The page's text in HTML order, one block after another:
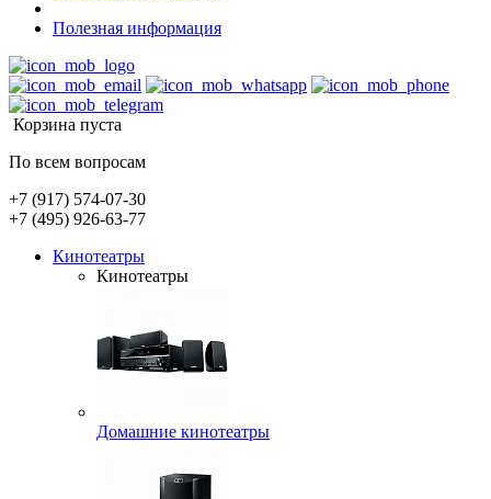
Полезная информация
Корзина пуста
По всем вопросам
+7 (917) 574-07-30
+7 (495) 926-63-77
Кинотеатры
Кинотеатры
Домашние кинотеатры